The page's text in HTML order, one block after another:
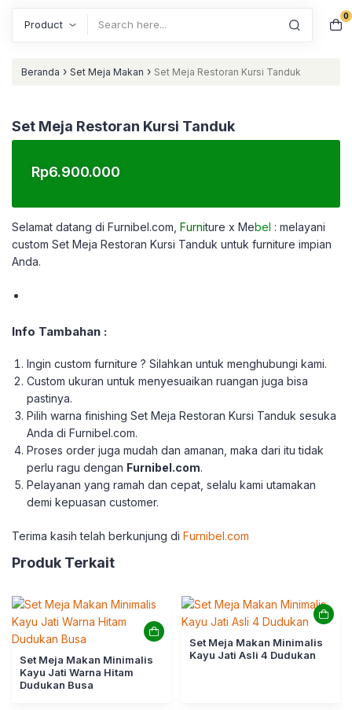
0
Beranda › Set Meja Makan › Set Meja Restoran Kursi Tanduk
Set Meja Restoran Kursi Tanduk
Rp6.900.000
Selamat datang di Furnibel.com, Furniture x Mebel : melayani
custom Set Meja Restoran Kursi Tanduk untuk furniture impian
Anda.
Info Tambahan :
Ingin custom furniture ? Silahkan untuk menghubungi kami.
Custom ukuran untuk menyesuaikan ruangan juga bisa
pastinya.
Pilih warna finishing Set Meja Restoran Kursi Tanduk sesuka
Anda di Furnibel.com.
Proses order juga mudah dan amanan, maka dari itu tidak
perlu ragu dengan Furnibel.com.
Pelayanan yang ramah dan cepat, selalu kami utamakan
demi kepuasan customer.
Terima kasih telah berkunjung di Furnibel.com
Produk Terkait
Set Meja Makan Minimalis
Kayu Jati Warna Hitam
Dudukan Busa
Set Meja Makan Minimalis
Kayu Jati Asli 4 Dudukan